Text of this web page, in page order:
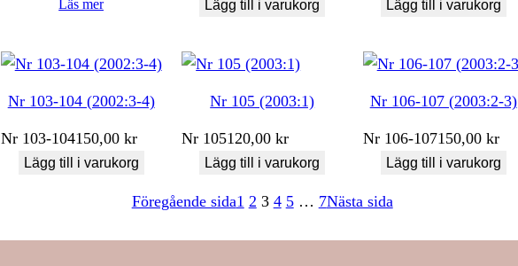
Läs mer Lägg till i varukorg Lägg till i varukorg
Nr 103-104 (2002:3-4)
Nr 103-104150,00 kr
Lägg till i varukorg
Nr 105 (2003:1)
Nr 105120,00kr
Lägg till i varukorg
Nr 106-107 (2003:2-3)
Nr 106-107150,00 kr
Lägg till i varukorg
Föregående sida1 2 3 4 5 … 7Nästa sida